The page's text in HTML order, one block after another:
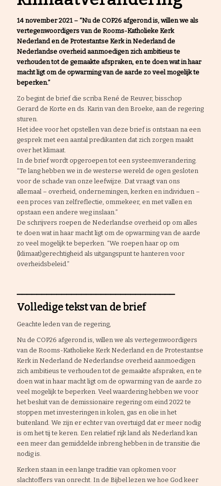
14 november 2021 – “Nu de COP26 afgerond is, willen we als
vertegenwoordigers van de Rooms-Katholieke Kerk
Nederland en de Protestantse Kerk in Nederland de
Nederlandse overheid aanmoedigen zich ambitieus te
verhouden tot de gemaakte afspraken, en te doen wat in haar
macht ligt om de opwarming van de aarde zo veel mogelijk te
beperken.”
Zo begint de brief die scriba René de Reuver, bisschop
Gerard de Korte en ds. Karin van den Broeke, aan de regering
sturen.
Het idee voor het opstellen van deze brief is ontstaan na een
gesprek met een aantal predikanten dat zich zorgen maakt
over het klimaat.
In de brief wordt opgeroepen tot een systeemverandering.
“Te lang hebben we in de westerse wereld de ogen gesloten
voor de schade van onze leefwijze. Dat vraagt van ons
allemaal – overheid, ondernemingen, kerken en individuen –
een proces van zelfreflectie, ommekeer, en met vallen en
opstaan een andere weg inslaan.”
De schrijvers roepen de Nederlandse overheid op om alles
te doen wat in haar macht ligt om de opwarming van de aarde
zo veel mogelijk te beperken. “We roepen haar op om
(klimaat)gerechtigheid als uitgangspunt te hanteren voor
overheidsbeleid.”
Volledige tekst van de brief
Geachte leden van de regering,
Nu de COP26 afgerond is, willen we als vertegenwoordigers
van de Rooms-Katholieke Kerk Nederland en de Protestantse
Kerk in Nederland de Nederlandse overheid aanmoedigen
zich ambitieus te verhouden tot de gemaakte afspraken, en te
doen wat in haar macht ligt om de opwarming van de aarde zo
veel mogelijk te beperken. Veel waardering hebben we voor
het besluit van de demissionaire regering om eind 2022 te
stoppen met investeringen in kolen, gas en olie in het
buitenland. We zijn er echter van overtuigd dat er meer nodig
is om het tij te keren. Een relatief rijk land als Nederland kan
een meer dan gemiddelde inbreng hebben in de transitie die
nodig is.
Kerken staan in een lange traditie van opkomen voor
slachtoffers van onrecht. In de Bijbel lezen we hoe God keer